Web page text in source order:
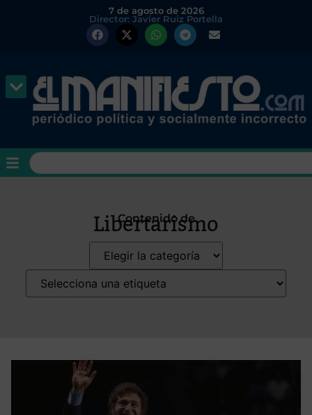
7 de agosto de 2026
Director: Javier Ruiz Portella
Contenido de
Libertarismo